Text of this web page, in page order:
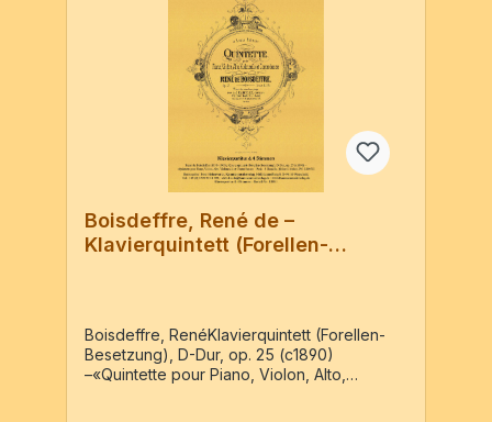
Boisdeffre, René de –
Klavierquintett (Forellen-
Boisdeffre, RenéKlavierquintett (Forellen-
Besetzung), D-Dur, op. 25 (c1890)
–«Quintette pour Piano, Violon, Alto,